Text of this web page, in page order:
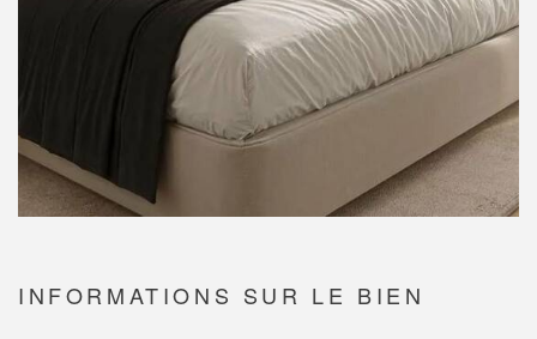
INFORMATIONS SUR LE BIEN